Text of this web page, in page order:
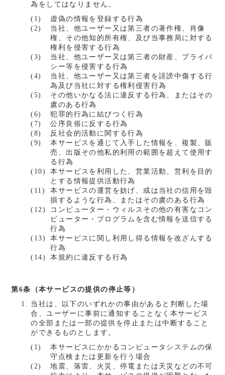
為をしてはなりません。
虚偽の情報を登録する行為
当社、他ユーザー又は第三者の著作権、肖像
権、その他知的所有権、及び当事務局に対する
権利を侵害する行為
当社、他ユーザー又は第三者の財産、プライバ
シー等を侵害する行為
当社、他ユーザー又は第三者を誹謗中傷する行
為及び当社に対する権利侵害行為
その他いかなる法に違反する行為、またはその
虞のある行為
犯罪的行為に結びつく行為
公序良俗に反する行為
反社会的活動に関する行為
本サービスを通じて入手した情報を、複製、販
売、出版その他私的利用の範囲を超えて使用す
る行為
本サービスを利用した、営業活動、営利を目的
とする情報提供活動行為
本サービスの運営を妨げ、或は当社の信用を毀
損するような行為、またはその虞のある行為
コンピューター・ウィルスその他の有害なコン
ピューター・プログラムを含む情報を送信する
行為
本サービスに関し利用し得る情報を改ざんする
行為
本規約に違反する行為
第6条（本サービスの提供の停止等）
当社は、以下のいずれかの事由があると判断した場
合、ユーザーに事前に通知することなく本サービス
の全部または一部の提供を停止または中断すること
ができるものとします。
本サービスにかかるコンピュータシステムの保
守点検または更新を行う場合
地震、落雷、火災、停電または天災などの不可